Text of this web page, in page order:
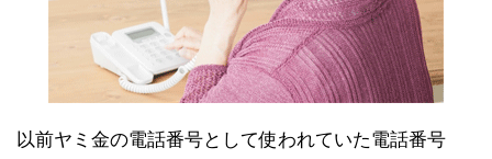
以前ヤミ金の電話番号として使われていた電話番号